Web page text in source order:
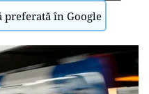
preferată în Google